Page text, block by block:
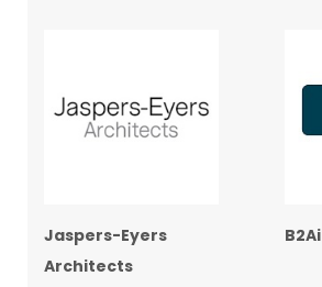
Jaspers-Eyers
Architects
B2Ai